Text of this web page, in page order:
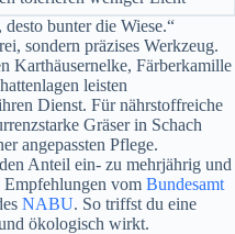
bunter die Wiese.“
sondern präzises Werkzeug.
Karthäusernelke, Färberkamille
leisten
Dienst. Für nährstoffreiche
Gräser in Schach
angepassten Pflege.
Anteil ein- zu mehrjährig und
vom Bundesamt
NABU. So triffst du eine
ökologisch wirkt.